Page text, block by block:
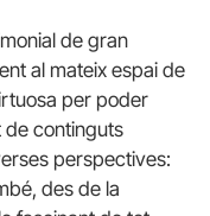
de gran
al mateix espai de
per poder
de continguts
perspectives:
des de la